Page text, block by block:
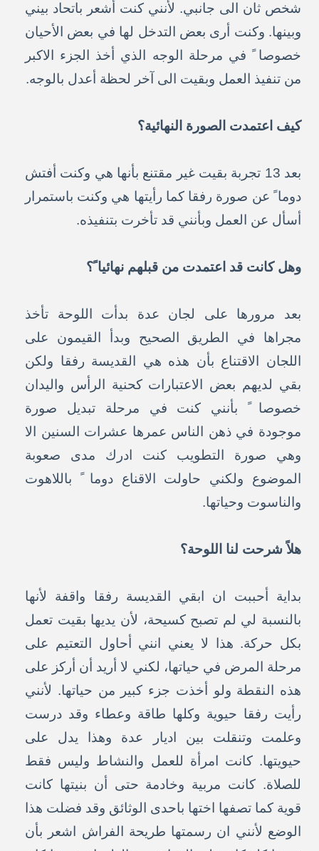
شخص ثان الى جانبي. لأنني كنت أشعر باتحاد بيني
وبينها. وكنت أرى بعض التدخل لها في بعض الأحيان
خصوصا ً في مرحلة الوجه الذي أخذ الجزء الاكبر
من تنفيذ العمل وبقيت الى آخر لحظة أعدل بالوجه.
كيف اعتمدت الصورة النهائية؟
بعد 13 تجربة بقيت غير مقتنع بأنها هي وكنت أفتش
دوما ً عن صورة رفقا كما رأيتها هي وكنت باستمرار
أسأل عن العمل وبأنني قد تأخرت بتنفيذه.
وهل كانت قد اعتمدت من قبلهم نهائيا ً؟
بعد مرورها على لجان عدة بدأت اللوحة تأخذ
مجراها في الطريق الصحيح وبدأ القيمون على
اللجان الاقتناع بأن هذه هي القديسة رفقا ولكن
بقي لديهم بعض الاعتبارات كحنية الرأس واليدان
خصوصا ً بأنني كنت في مرحلة تبديل صورة
موجودة في ذهن الناس عمرها عشرات السنين الا
وهي صورة التطويب كنت ادرك مدى صعوبة
الموضوع ولكني حاولت الاقناع دوما ً باللاهوت
والناسوت وحياتها.
هلاً شرحت لنا اللوحة؟
بداية أحببت ان ابقي القديسة رفقا واقفة لأنها
بالنسبة لي لم تصبح كسيحة، لأن يديها بقيت تعمل
بكل حركة. هذا لا يعني انني أحاول التعتيم على
مرحلة المرض في حياتها، لكني لا أريد أن أركز على
هذه النقطة ولو أخذت جزء كبير من حياتها. لأنني
رأيت رفقا حيوية وكلها طاقة وعطاء وقد درست
وعلمت وتنقلت بين اديار عدة وهذا يدل على
حيويتها. كانت امرأة للعمل والنشاط وليس فقط
للصلاة. كانت مربية وخادمة حتى أن بنيتها كانت
قوية كما تصفها اختها باحدى الوثائق وقد فضلت هذا
الوضع لأنني ان رسمتها طريحة الفراش اشعر بأن